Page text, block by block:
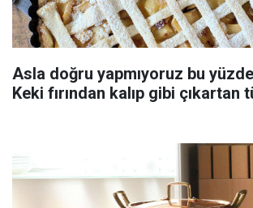
Asla doğru yapmıyoruz bu
Keki fırından kalıp gibi çıkartan